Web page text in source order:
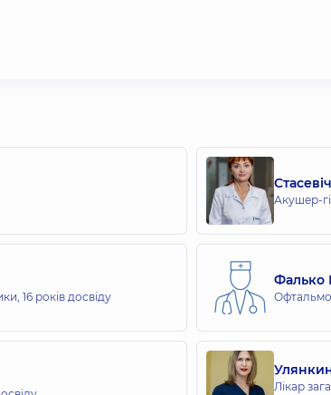
Акушер-
16 років досвіду
Фалько
Лікар